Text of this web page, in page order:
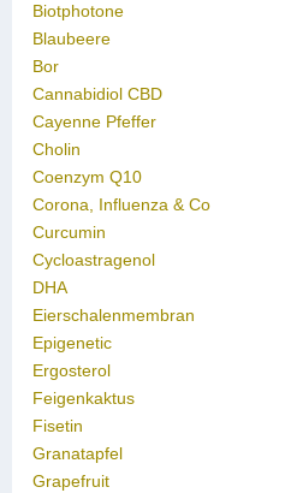
Biotphotone
Blaubeere
Bor
Cannabidiol CBD
Cayenne Pfeffer
Cholin
Coenzym Q10
Corona, Influenza & Co
Curcumin
Cycloastragenol
DHA
Eierschalenmembran
Epigenetic
Ergosterol
Feigenkaktus
Fisetin
Granatapfel
Grapefruit